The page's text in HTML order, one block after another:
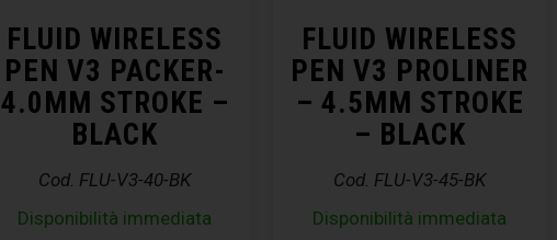
FLUID WIRELESS
PEN V3 PACKER-
4.0MM STROKE –
BLACK
Cod. FLU-V3-40-BK
Disponibilità immediata
FLUID WIRELESS
PEN V3 PROLINER
– 4.5MM STROKE
– BLACK
Cod. FLU-V3-45-BK
Disponibilità immediata